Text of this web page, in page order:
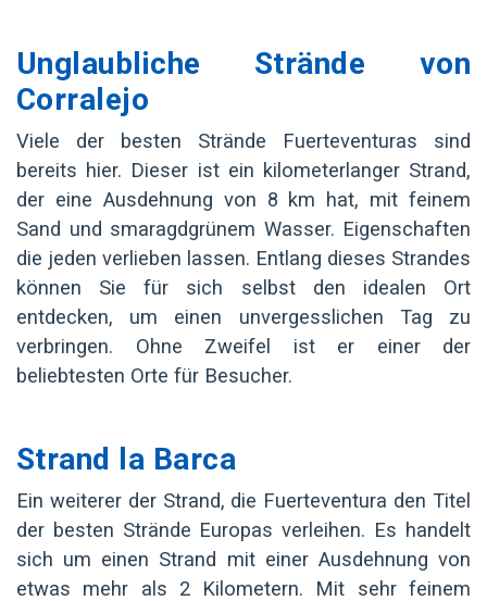
Unglaubliche Strände von
Corralejo
Viele der besten Strände Fuerteventuras sind
bereits hier. Dieser ist ein kilometerlanger Strand,
der eine Ausdehnung von 8 km hat, mit feinem
Sand und smaragdgrünem Wasser. Eigenschaften
die jeden verlieben lassen. Entlang dieses Strandes
können Sie für sich selbst den idealen Ort
entdecken, um einen unvergesslichen Tag zu
verbringen. Ohne Zweifel ist er einer der
beliebtesten Orte für Besucher.
Strand la Barca
Ein weiterer der Strand, die Fuerteventura den Titel
der besten Strände Europas verleihen. Es handelt
sich um einen Strand mit einer Ausdehnung von
etwas mehr als 2 Kilometern. Mit sehr feinem